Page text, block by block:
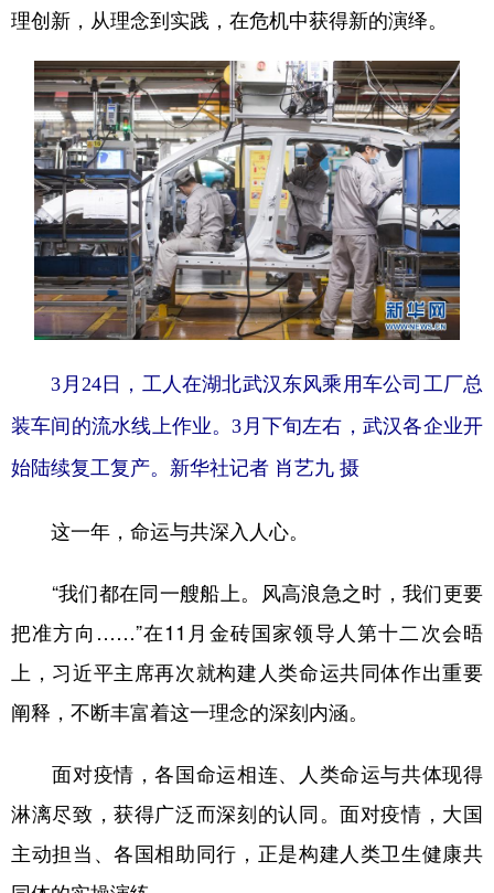
理创新，从理念到实践，在危机中获得新的演绎。
3月24日，工人在湖北武汉东风乘用车公司工厂总
装车间的流水线上作业。3月下旬左右，武汉各企业开
始陆续复工复产。新华社记者 肖艺九 摄
这一年，命运与共深入人心。
“我们都在同一艘船上。风高浪急之时，我们更要
把准方向……”在11月金砖国家领导人第十二次会晤
上，习近平主席再次就构建人类命运共同体作出重要
阐释，不断丰富着这一理念的深刻内涵。
面对疫情，各国命运相连、人类命运与共体现得
淋漓尽致，获得广泛而深刻的认同。面对疫情，大国
主动担当、各国相助同行，正是构建人类卫生健康共